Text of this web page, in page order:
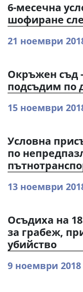
6-месечна
шофиране
21 ноември
Окръжен съд
подсъдим по
15 ноември
Условна
по
13 ноември
Осъдиха на
за грабеж,
убийство
9 ноември 2018